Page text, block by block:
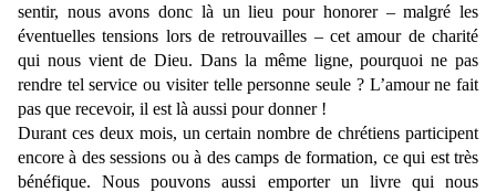
sentir, nous avons donc là un lieu pour honorer – malgré les
éventuelles tensions lors de retrouvailles – cet amour de charité
qui nous vient de Dieu. Dans la même ligne, pourquoi ne pas
rendre tel service ou visiter telle personne seule ? L’amour ne fait
pas que recevoir, il est là aussi pour donner !
Durant ces deux mois, un certain nombre de chrétiens participent
encore à des sessions ou à des camps de formation, ce qui est très
bénéfique. Nous pouvons aussi emporter un livre qui nous